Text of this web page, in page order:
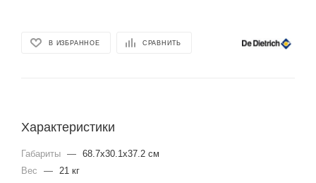
В ИЗБРАННОЕ СРАВНИТЬ
Характеристики
Габариты — 68.7x30.1x37.2 см
Вес
— 21 кг